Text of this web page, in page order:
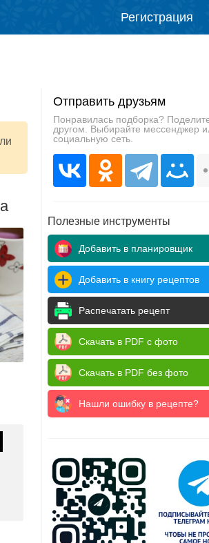
Регистрация
Отправить друзьям
Понравилась подборка?
другом. Выбирайте мессенджер
социальную сеть.
Полезные инструменты
Добавить в планировщик
Добавить в книгу рецептов
Распечатать рецепт
Скачать в PDF с фото
Скачать в PDF без фото
Нашли ошибку в рецепте?